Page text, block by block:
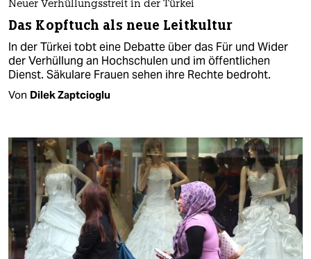
Neuer Verhüllungsstreit in der Türkei
Das Kopftuch als neue Leitkultur
In der Türkei tobt eine Debatte über das Für und Wider
der Verhüllung an Hochschulen und im öffentlichen
Dienst. Säkulare Frauen sehen ihre Rechte bedroht.
Von Dilek Zaptcioglu